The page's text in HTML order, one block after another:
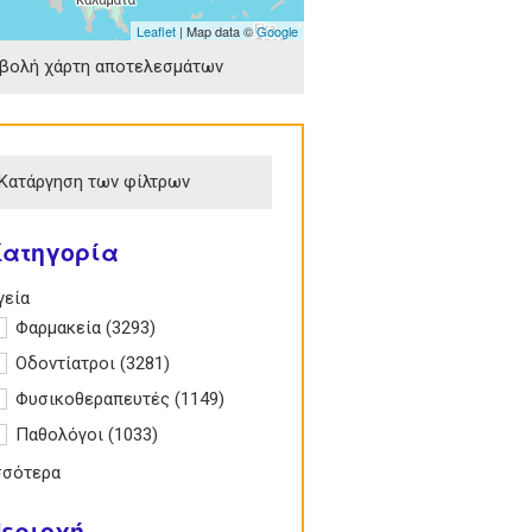
Leaflet | Map data ©Google
χάρτη αποτελεσμάτων
των φίλτρων
Υγεία filter
Φαρμακεία filter
Φαρμακεία (3293)
Οδοντίατροι filter
Οδοντίατροι (3281)
Φυσικοθεραπευτές filter
Φυσικοθεραπευτές (1149)
Παθολόγοι filter
Παθολόγοι (1033)